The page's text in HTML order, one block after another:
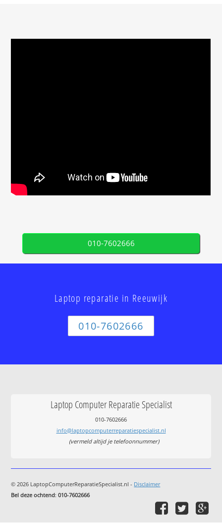
010-7602666
Laptop reparatie in Reeuwijk
010-7602666
Laptop Computer Reparatie Specialist
010-7602666
info@laptopcomputerreparatiespecialist.nl
(vermeld altijd je telefoonnummer)
© 2026 LaptopComputerReparatieSpecialist.nl - Disclaimer
Bel deze ochtend:010-7602666